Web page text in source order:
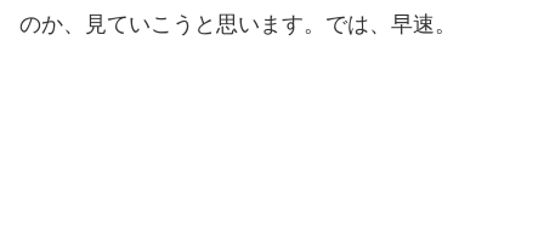
のか、見ていこうと思います。 では、早速。